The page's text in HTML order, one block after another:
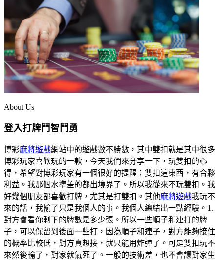
About Us
登入打牌鬥智鬥勇
博彩麻將遊戲網站中的遊戲數不勝數，其中雙扣就是其中很多
博彩玩家喜歡玩的一款，今天我們來分享一下，玩雙扣的心
得，希望對博彩玩家有一個很好的提醒：雙扣這東西，有合夥
利益。我那個水準差的都出境界了。所以我從來不玩雙扣。我
好幾個朋友都喜歡打牌，尤其是打雙扣。 其他麻將遊戲我玩不
來的話，我輸了只是我個人的事。 我個人總結出一點經驗。1.
對方會看你剩下的牌數是多少張。所以一些順子和連打的牌
子，可以保留到後面一些打，因為順子和連子，對方能夠接住
的概率比較低，對方真想接，就只能用炸彈了。 可是雙扣玩不
來然後輸了，對家就氣死了。一般的技術差，也不會讓對家生